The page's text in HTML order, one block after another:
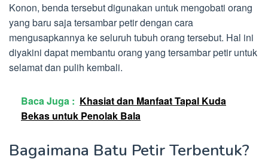
Konon, benda tersebut digunakan untuk mengobati orang
yang baru saja tersambar petir dengan cara
mengusapkannya ke seluruh tubuh orang tersebut. Hal ini
diyakini dapat membantu orang yang tersambar petir untuk
selamat dan pulih kembali.
Baca Juga : Khasiat dan Manfaat Tapal Kuda
Bekas untuk Penolak Bala
Bagaimana Batu Petir Terbentuk?